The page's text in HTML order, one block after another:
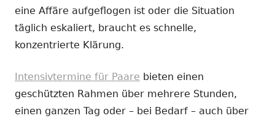
eine Affäre aufgeflogen ist oder die Situation
täglich eskaliert, braucht es schnelle,
konzentrierte Klärung.
Intensivtermine für Paare bieten einen
geschützten Rahmen über mehrere Stunden,
einen ganzen Tag oder – bei Bedarf – auch über